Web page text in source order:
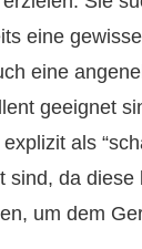
eine
eine
geeignet
als
sind, da diese
um dem